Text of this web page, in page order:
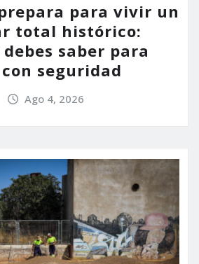
para vivir un
total histórico:
saber para
seguridad
Ago 4, 2026